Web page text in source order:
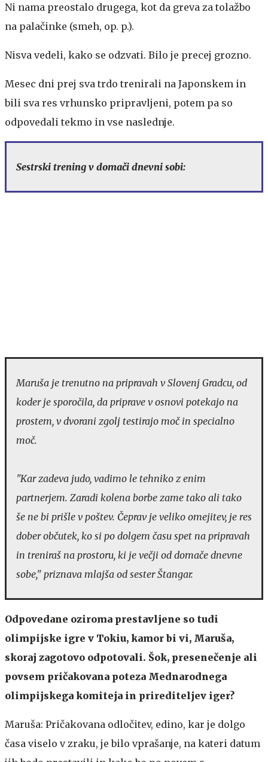
Ni nama preostalo drugega, kot da greva za tolažbo
na palačinke (smeh, op. p.).
Nisva vedeli, kako se odzvati. Bilo je precej grozno.
Mesec dni prej sva trdo trenirali na Japonskem in
bili sva res vrhunsko pripravljeni, potem pa so
odpovedali tekmo in vse naslednje.
Sestrski trening v domači dnevni sobi:
Maruša je trenutno na pripravah v Slovenj Gradcu, od
koder je sporočila, da priprave v osnovi potekajo na
prostem, v dvorani zgolj testirajo moč in specialno
moč.
"Kar zadeva judo, vadimo le tehniko z enim
partnerjem. Zaradi kolena borbe zame tako ali tako
še ne bi prišle v poštev. Čeprav je veliko omejitev, je res
dober občutek, ko si po dolgem času spet na pripravah
in treniraš na prostoru, ki je večji od domače dnevne
sobe," priznava mlajša od sester Štangar.
Odpovedane oziroma prestavljene so tudi
olimpijske igre v Tokiu, kamor bi vi, Maruša,
skoraj zagotovo odpotovali. Šok, presenečenje ali
povsem pričakovana poteza Mednarodnega
olimpijskega komiteja in prirediteljev iger?
Maruša: Pričakovana odločitev, edino, kar je dolgo
časa viselo v zraku, je bilo vprašanje, na kateri datum